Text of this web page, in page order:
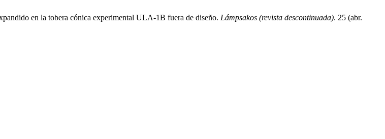
en la tobera cónica experimental ULA-1B fuera de diseño. Lámpsakos (revista descontinuada). 25 (abr.